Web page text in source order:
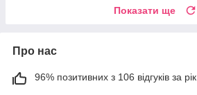
Показати ще
Про нас
96% позитивних з 106 відгуків за рік